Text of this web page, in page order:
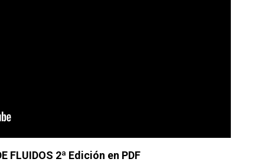
FLUIDOS 2ª Edición en PDF